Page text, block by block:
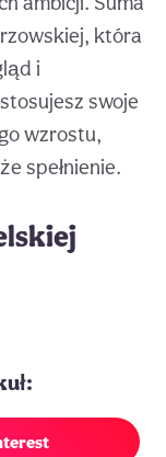
która
i
swoje
wzrostu,
spełnienie.